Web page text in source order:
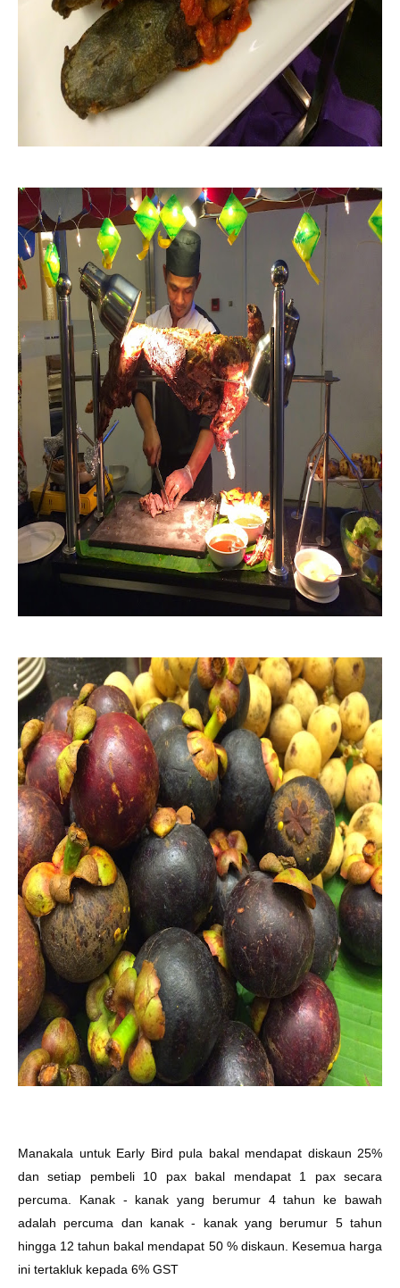
Manakala untuk Early Bird pula bakal mendapat diskaun 25%
dan setiap pembeli 10 pax bakal mendapat 1 pax secara
percuma. Kanak - kanak yang berumur 4 tahun ke bawah
adalah percuma dan kanak - kanak yang berumur 5 tahun
hingga 12 tahun bakal mendapat 50 % diskaun. Kesemua harga
ini tertakluk kepada 6% GST